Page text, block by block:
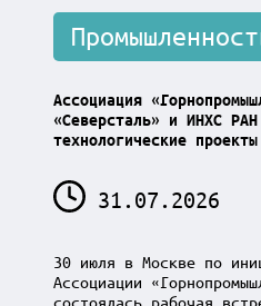
Posted
in
Ассоциация
«Северсталь» и ИНХС
технологические проекты
31.07.2026
30 июля в Москве по
Ассоциации
состоялась рабочая